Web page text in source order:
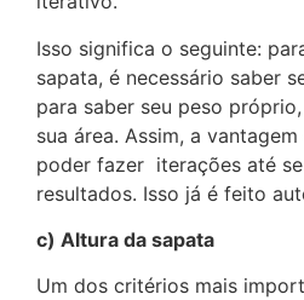
Isso significa o seguinte:
sapata, é necessário saber
para saber seu peso
sua área. Assim, a
poder fazer iterações até
resultados. Isso já é feito
c) Altura da sapata
Um dos critérios mais